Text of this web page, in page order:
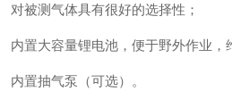
对被测气体具有很好的选择性；
内置大容量锂电池，便于野外作业，
内置抽气泵（可选）。